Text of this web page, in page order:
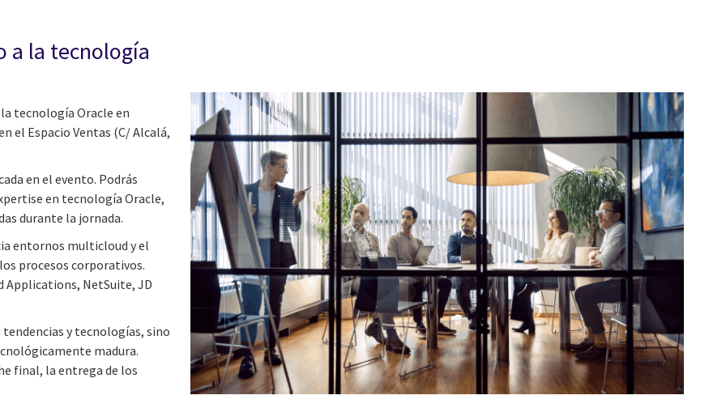
a la tecnología
tecnología Oracle en
el Espacio Ventas (C/ Alcalá,
en el evento. Podrás
en tecnología Oracle,
durante la jornada.
entornos multicloud y el
procesos corporativos.
Applications, NetSuite, JD
y tecnologías, sino
madura.
final, la entrega de los